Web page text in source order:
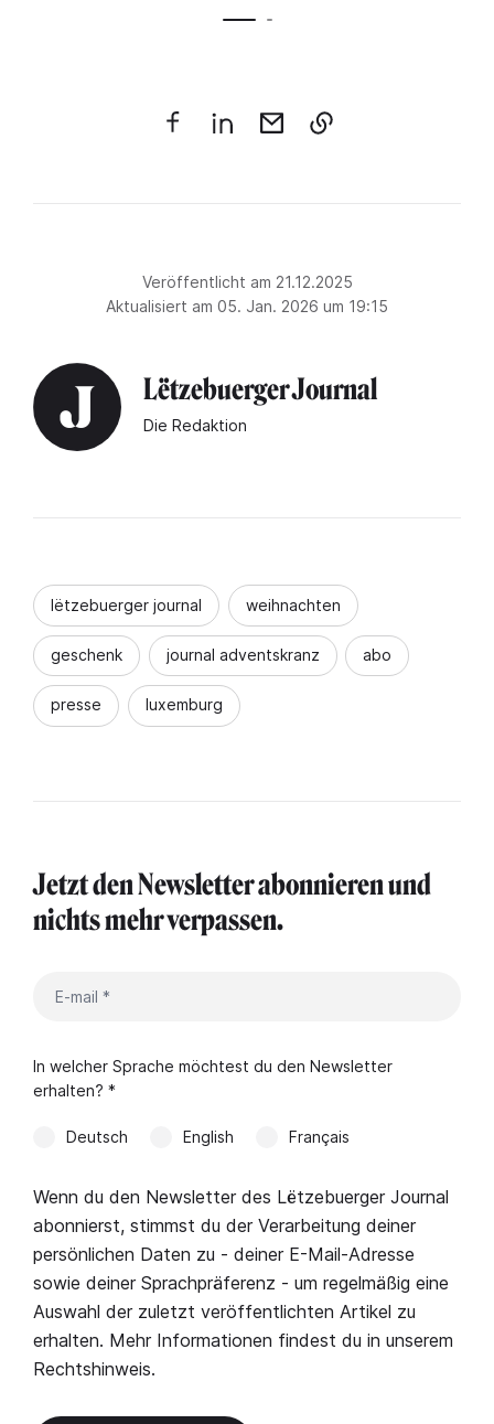
Veröffentlicht am 21.12.2025
Aktualisiert am 05. Jan. 2026 um 19:15
Lëtzebuerger Journal
Die Redaktion
lëtzebuerger journal weihnachten
geschenk journal adventskranz abo
presse luxemburg
Jetzt den Newsletter abonnieren und
nichts mehr verpassen.
In welcher Sprache möchtest du den Newsletter
erhalten? *
Deutsch English Français
Wenn du den Newsletter des Lëtzebuerger Journal
abonnierst, stimmst du der Verarbeitung deiner
persönlichen Daten zu - deiner E-Mail-Adresse
sowie deiner Sprachpräferenz - um regelmäßig eine
Auswahl der zuletzt veröffentlichten Artikel zu
erhalten. Mehr Informationen findest du in unserem
Rechtshinweis.